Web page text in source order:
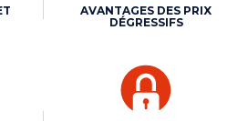
AVANTAGES DES PRIX
DÉGRESSIFS